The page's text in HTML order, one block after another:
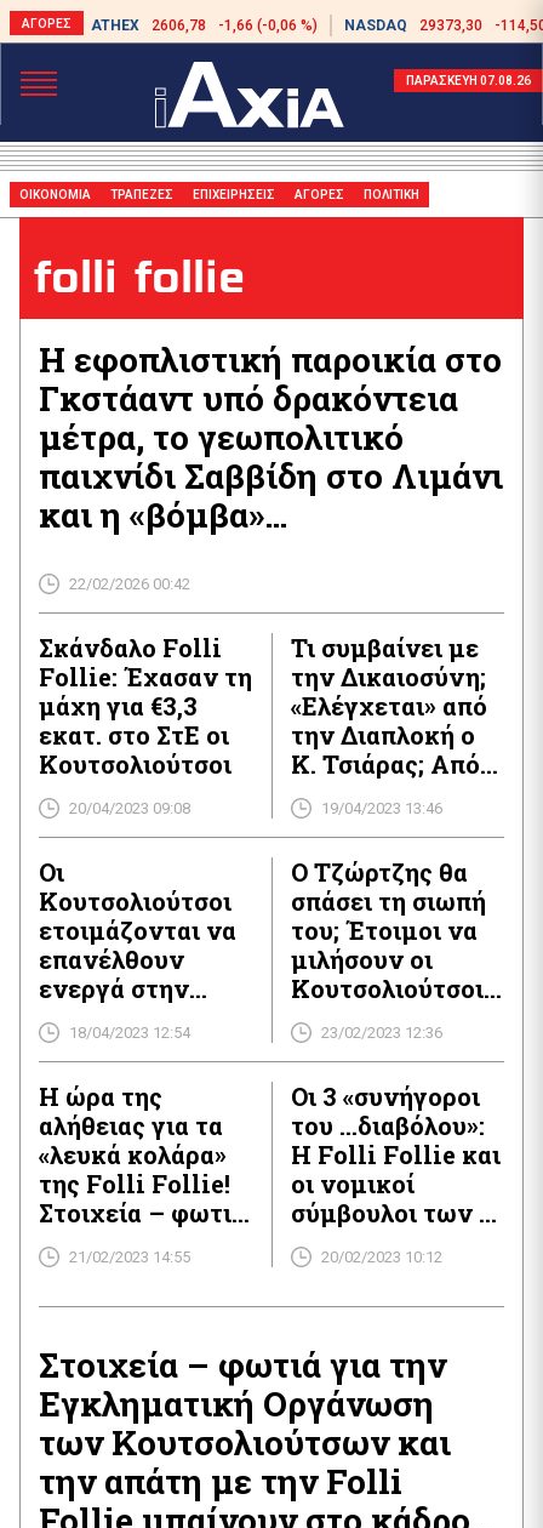
ATHEX 2606,78 -1,66 (-0,06 %) NASDAQ 29373,30 -
ΠΑΡΑΣΚΕΥΗ 07.08.26
ΟΙΚΟΝΟΜΙΑ ΤΡΑΠΕΖΕΣ ΕΠΙΧΕΙΡΗΣΕΙΣ ΑΓΟΡΕΣ ΠΟΛΙΤΙΚΗ
folli follie
Η εφοπλιστική παροικία στο
Γκστάαντ υπό δρακόντεια
μέτρα, το γεωπολιτικό
παιχνίδι Σαββίδη στο Λιμάνι
και η «βόμβα»
εισηγμένης που προκαλεί
ίλιγγο!
22/02/2026 00:42
Σκάνδαλο Folli
Follie: Έχασαν τη
μάχη για €3,3
εκατ. στο ΣτΕ οι
Κουτσολιούτσοι
20/04/2023 09:08
Τι συμβαίνει με
την Δικαιοσύνη;
«Ελέγχεται» από
την Διαπλοκή ο
Κ. Τσιάρας; Από
τις εξωθεσμικές
παρεμβάσεις
στην προσπάθεια
παραγραφής της
Folli Follie και
το Γ’ Πολιτικό
τμήμα του
Αρείου Πάγου!
19/04/2023 13:46
Οι
Κουτσολιούτσοι
ετοιμάζονται να
επανέλθουν
ενεργά στην
επιχειρηματική
ζωή του τόπου –
ούτως ή άλλως
πρωταγωνιστούν
αδιαλείπτως –
καθώς πλέον
βρίσκεται προ
των πυλών η
πολύκροτης
Folli Follie!
18/04/2023 12:54
Ο Τζώρτζης θα
σπάσει τη σιωπή
του; Έτοιμοι να
μιλήσουν οι
Κουτσολιούτσοι,
τώρα που
βλέπουν πως το
παραγραφή η
πιάτσα το πήρε
χαμπάρι και δεν
προχωράει, ενώ
η δίκη θα γίνει!
23/02/2023 12:36
Η ώρα της
αλήθειας για τα
«λευκά κολάρα»
της Folli Follie!
Στοιχεία – φωτιά
(και ανώνυμες
επιστολές με
ονόματα και
καίνε τραπεζίτες,
χρηματιστές,
δικηγόρους και …
λοιπούς
νταραβεριτζήδες!
21/02/2023 14:55
Οι 3 «συνήγοροι
του …διαβόλου»:
Η Folli Follie και
οι νομικοί
σύμβουλοι των 2
εκατ. ευρώ
ετησίως με
επιρροή σε
υπουργεία και
Ανεξάρτητες
Αρχές!
20/02/2023 10:12
Στοιχεία – φωτιά για την
Εγκληματική Οργάνωση
των Κουτσολιούτσων και
την απάτη με την Folli